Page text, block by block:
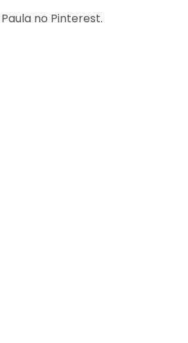
no Pinterest.